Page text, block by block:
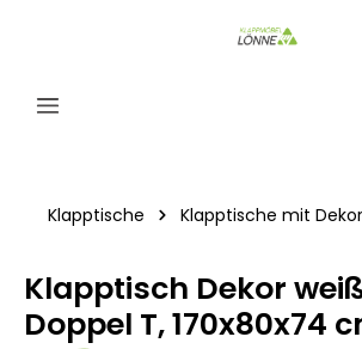
Klapptische Klapptische mit Dekor
Klapptisch Dekor
Doppel T, 170x80x74